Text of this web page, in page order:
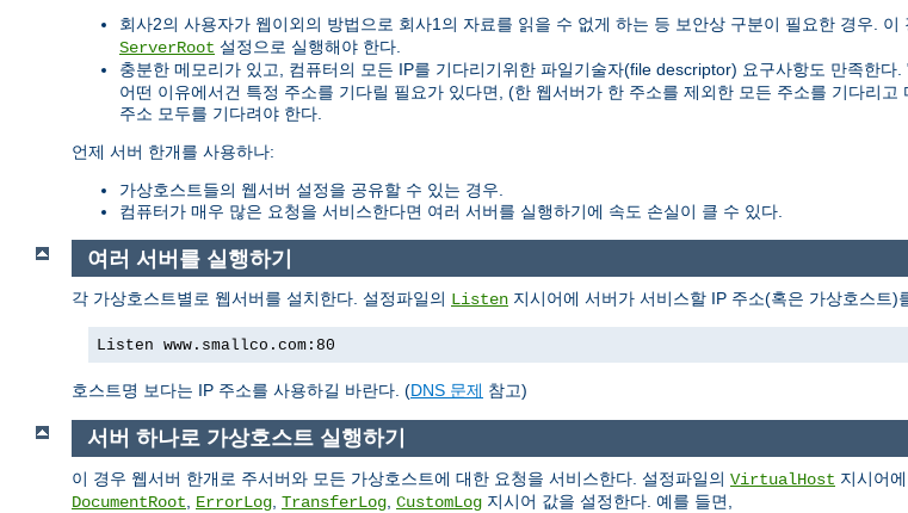
회사2의 사용자가 웹이외의 방법으로 회사1의 자료를 읽을 수 없게 하는 등 보안상 구분이 필요한 경우. 이
ServerRoot 설정으로 실행해야 한다.
충분한 메모리가 있고, 컴퓨터의 모든 IP를 기다리기위한 파일기술자(file descriptor) 요구사항도 만족한다
어떤 이유에서건 특정 주소를 기다릴 필요가 있다면, (한 웹서버가 한 주소를 제외한 모든 주소를 기다리
주소 모두를 기다려야 한다.
언제 서버 한개를 사용하나:
가상호스트들의 웹서버 설정을 공유할 수 있는 경우.
컴퓨터가 매우 많은 요청을 서비스한다면 여러 서버를 실행하기에 속도 손실이 클 수 있다.
여러 서버를 실행하기
각 가상호스트별로 웹서버를 설치한다. 설정파일의 Listen 지시어에 서버가 서비스할 IP 주소(혹은 가상호스트)
Listen www.smallco.com:80
호스트명 보다는 IP 주소를 사용하길 바란다. (DNS 문제 참고)
서버 하나로 가상호스트 실행하기
이 경우 웹서버 한개로 주서버와 모든 가상호스트에 대한 요청을 서비스한다. 설정파일의 VirtualHost 지시어
DocumentRoot
ErrorLog TransferLog CustomLog 지시어 값을 설정한다. 예를 들면,